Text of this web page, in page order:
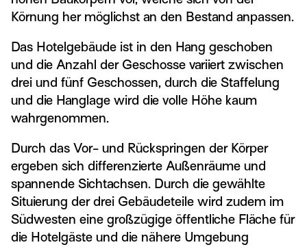
Körnung her möglichst an den Bestand anpassen.
Das Hotelgebäude ist in den Hang geschoben
und die Anzahl der Geschosse variiert zwischen
drei und fünf Geschossen, durch die Staffelung
und die Hanglage wird die volle Höhe kaum
wahrgenommen.
Durch das Vor- und Rückspringen der Körper
ergeben sich differenzierte Außenräume und
spannende Sichtachsen. Durch die gewählte
Situierung der drei Gebäudeteile wird zudem im
Südwesten eine großzügige öffentliche Fläche für
die Hotelgäste und die nähere Umgebung